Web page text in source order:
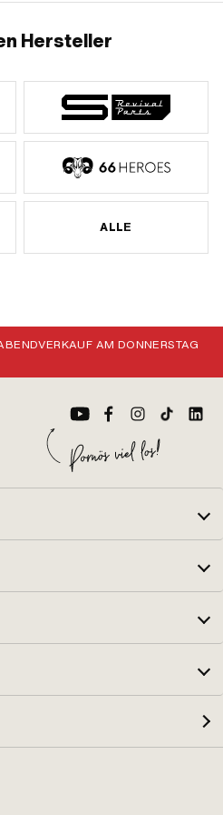
Hersteller
ALLE
AM DONNERSTAG